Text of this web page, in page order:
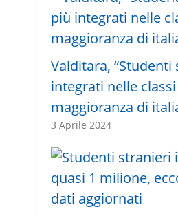
Valditara,
integrati nelle
maggioranza di
3 Aprile 2024